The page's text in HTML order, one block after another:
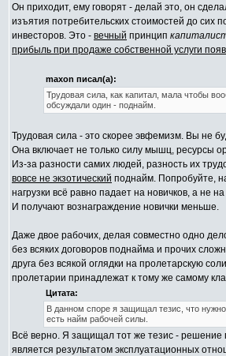
Он приходит, ему говорят - делай это, он
изъятия потребительских стоимостей до сих
инвесторов. Это - вечный принцип
прибыль при продаже собственной услуги
maxon писал(а):
Трудовая сила, как капитал, мала чтобы
обсуждали один - поднайм.
Трудовая сила - это скорее эвфемизм. Вы не
Она включает не только силу мышц, ресурсы
Из-за разности самих людей, разность их
вовсе не экзотический поднайм. Попробуйте,
нагрузки всё равно падает на новичков, а не
И получают вознаграждение новички меньше.
Даже двое рабочих, делая совместно одно
без всяких договоров поднайма и прочих
друга без всякой оглядки на пролетарскую
пролетарии принадлежат к тому же самому
Цитата:
В данном споре я защищал тезис, что
есть найм рабочей силы.
Всё верно. Я защищал тот же тезис - решение
является результатом эксплуатационных